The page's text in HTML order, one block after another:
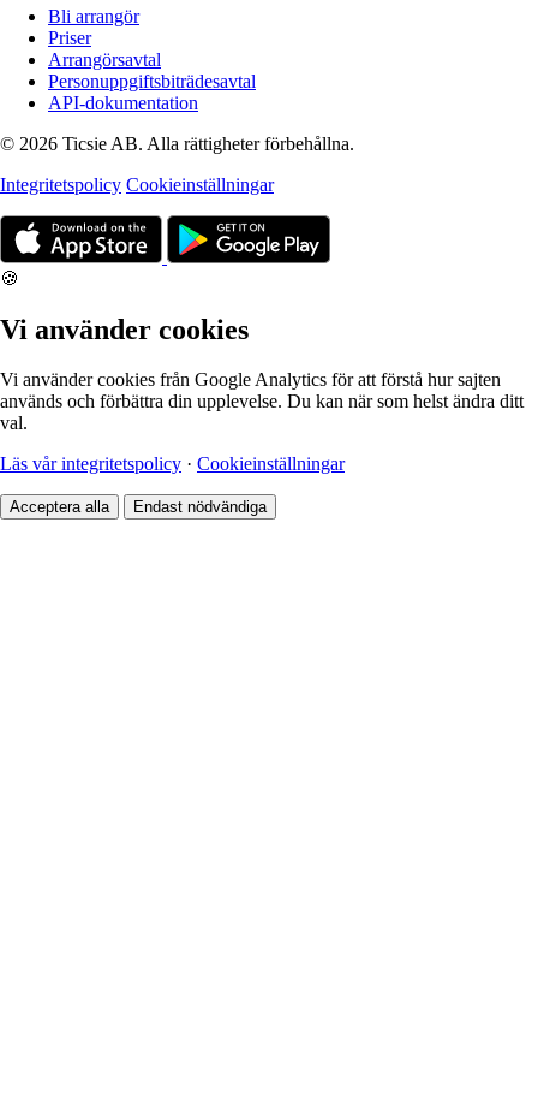
Bli arrangör
Priser
Arrangörsavtal
Personuppgiftsbiträdesavtal
API-dokumentation
© 2026 Ticsie AB. Alla rättigheter förbehållna.
Integritetspolicy Cookieinställningar
🍪
Vi använder cookies
Vi använder cookies från Google Analytics för att förstå hur sajten
används och förbättra din upplevelse. Du kan när som helst ändra ditt
val.
Läs vår integritetspolicy · Cookieinställningar
Acceptera alla Endast nödvändiga